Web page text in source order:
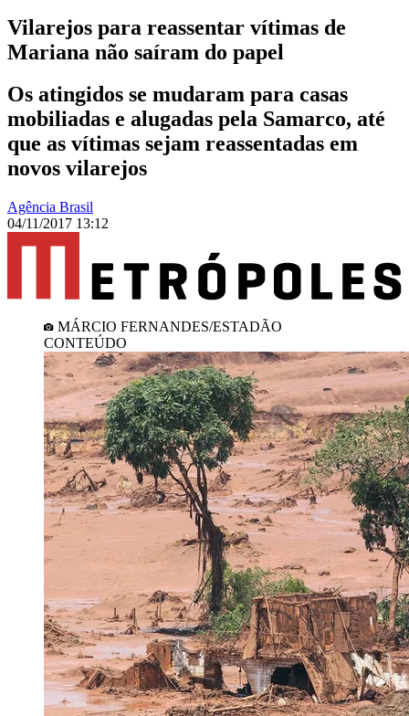
Vilarejos para reassentar vítimas de
Mariana não saíram do papel
Os atingidos se mudaram para casas
mobiliadas e alugadas pela Samarco, até
que as vítimas sejam reassentadas em
novos vilarejos
Agência Brasil
04/11/2017 13:12
MÁRCIO FERNANDES/ESTADÃO
CONTEÚDO